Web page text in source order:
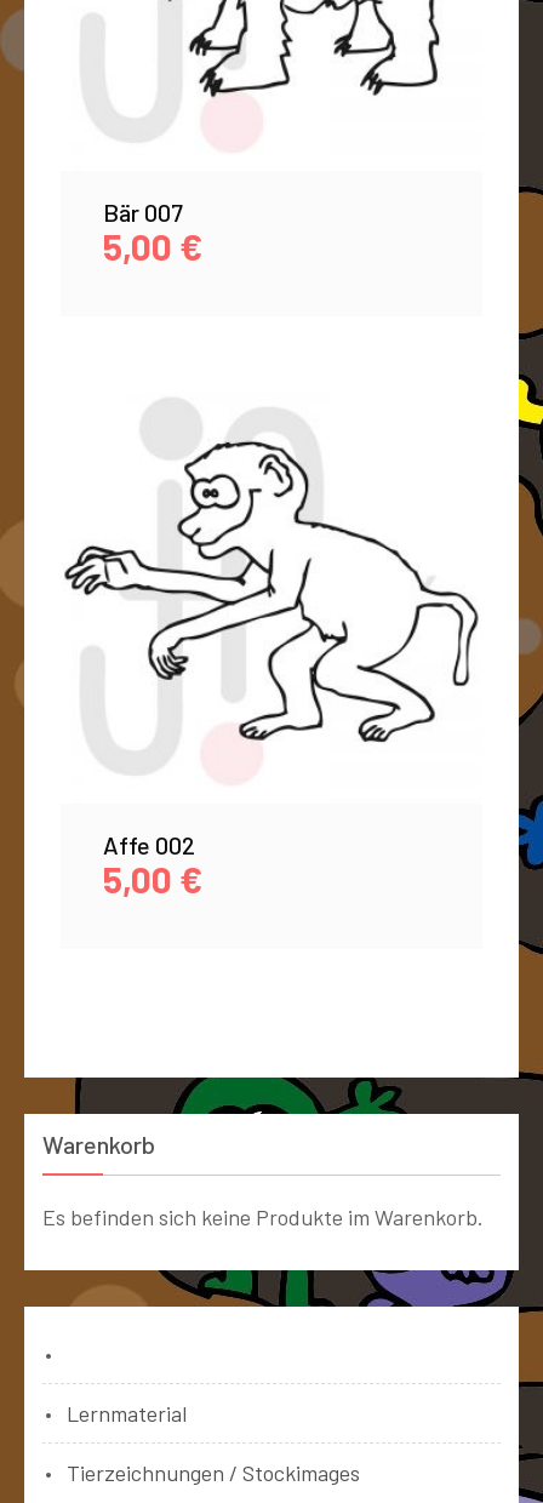
Bär 007
5,00 €
Affe 002
5,00 €
Warenkorb
Es befinden sich keine Produkte im Warenkorb.
Lernmaterial
Tierzeichnungen / Stockimages